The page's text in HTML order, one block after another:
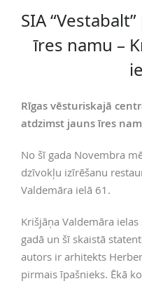
SIA
īres namu –
Rīgas vēsturiskajā
atdzimst jauns īres
No šī gada Novembra
dzīvokļu izīrēšanu
Valdemāra ielā 61.
Krišjāņa Valdemāra
gadā un šī skaistā
autors ir arhitekts
pirmais īpašnieks. Ēkā